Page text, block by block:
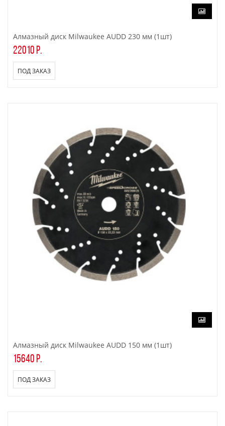
Алмазный диск Milwaukee AUDD 230 мм (1шт)
22010 р.
ПОД ЗАКАЗ
Алмазный диск Milwaukee AUDD 150 мм (1шт)
15640 р.
ПОД ЗАКАЗ